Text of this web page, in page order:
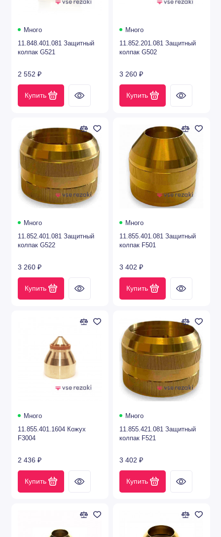
Много
11.848.401.081 Защитный
колпак G521
2 552 ₽
Купить
Много
11.852.201.081 Защитный
колпак G502
3 260 ₽
Купить
Много
11.852.401.081 Защитный
колпак G522
3 260 ₽
Купить
Много
11.855.401.081 Защитный
колпак F501
3 402 ₽
Купить
Много
11.855.401.1604 Кожух
F3004
2 436 ₽
Купить
Много
11.855.421.081 Защитный
колпак F521
3 402 ₽
Купить